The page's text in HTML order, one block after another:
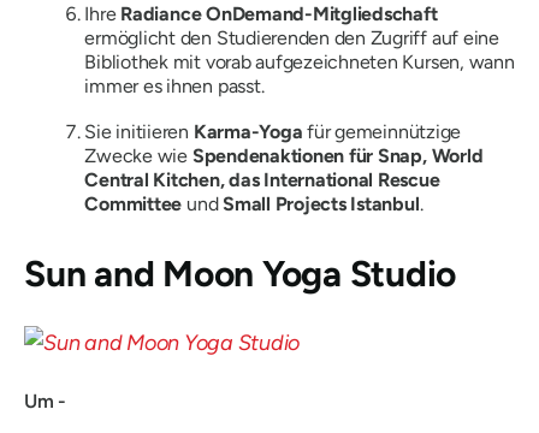
Ihre Radiance OnDemand-Mitgliedschaft
ermöglicht den Studierenden den Zugriff auf eine
Bibliothek mit vorab aufgezeichneten Kursen, wann
immer es ihnen passt.
Sie initiieren Karma-Yogafür gemeinnützige
Zwecke wie Spendenaktionen für Snap, World
Central Kitchen, das International Rescue
Committee undSmall Projects Istanbul.
Sun and Moon Yoga Studio
Um -